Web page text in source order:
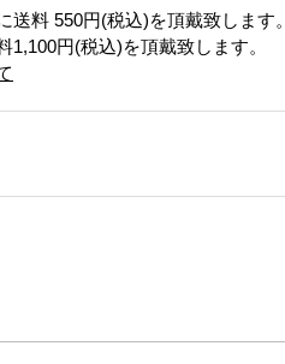
送料 550円(税込)を頂戴致します。
1,100円(税込)を頂戴致します。